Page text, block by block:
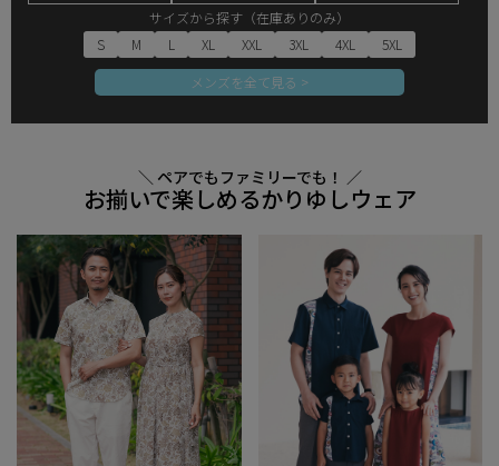
サイズから探す（在庫ありのみ）
S
M L XL XXL 3XL 4XL
5XL
メンズを全て見る >
＼ ペアでもファミリーでも！ ／
お揃いで楽しめるかりゆしウェア